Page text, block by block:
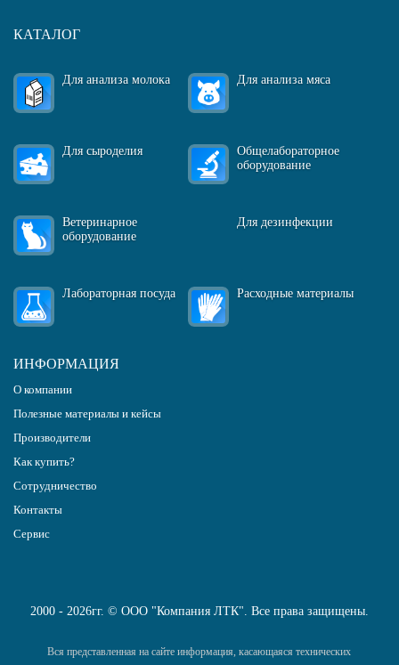
КАТАЛОГ
Для анализа молока Для анализа мяса
Для сыроделия
Общелабораторное
оборудование
Ветеринарное
оборудование
Для дезинфекции
Лабораторная посуда Расходные материалы
ИНФОРМАЦИЯ
О компании
Полезные материалы и кейсы
Производители
Как купить?
Сотрудничество
Контакты
Сервис
2000 - 2026гг. © ООО "Компания ЛТК". Все права защищены.
Вся представленная на сайте информация, касающаяся технических